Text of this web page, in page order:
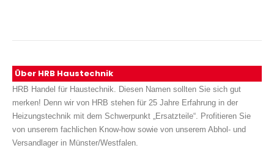
Über HRB Haustechnik
HRB Handel für Haustechnik. Diesen Namen sollten Sie sich gut
merken! Denn wir von HRB stehen für 25 Jahre Erfahrung in der
Heizungstechnik mit dem Schwerpunkt „Ersatzteile“. Profitieren Sie
von unserem fachlichen Know-how sowie von unserem Abhol- und
Versandlager in Münster/Westfalen.